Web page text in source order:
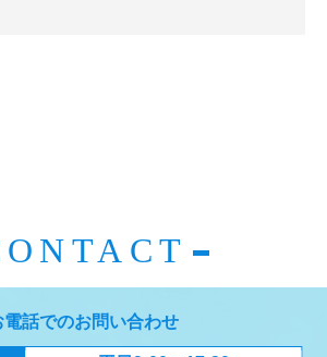
電話でのお問い合わせ